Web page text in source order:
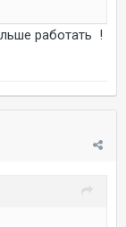
работать !